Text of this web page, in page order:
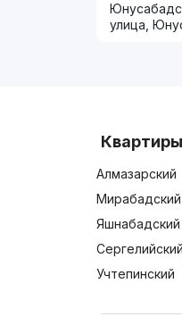
улица,
Алмазарский
Мирабадский
Яшнабадский
Сергелийский
Учтепинский